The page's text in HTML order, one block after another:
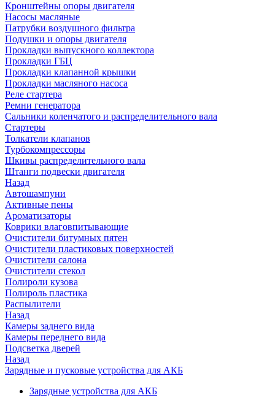
Кронштейны опоры двигателя
Насосы масляные
Патрубки воздушного фильтра
Подушки и опоры двигателя
Прокладки выпускного коллектора
Прокладки ГБЦ
Прокладки клапанной крышки
Прокладки масляного насоса
Реле стартера
Ремни генератора
Сальники коленчатого и распределительного вала
Стартеры
Толкатели клапанов
Турбокомпрессоры
Шкивы распределительного вала
Штанги подвески двигателя
Назад
Автошампуни
Активные пены
Ароматизаторы
Коврики влаговпитывающие
Очистители битумных пятен
Очистители пластиковых поверхностей
Очистители салона
Очистители стекол
Полироли кузова
Полироль пластика
Распылители
Назад
Камеры заднего вида
Камеры переднего вида
Подсветка дверей
Назад
Зарядные и пусковые устройства для АКБ
Зарядные устройства для АКБ